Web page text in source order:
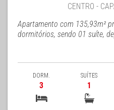
CENTRO -
Apartamento com 135,93m²
dormitórios, sendo 01 suíte,
DORM.
3
SUÍTES
1